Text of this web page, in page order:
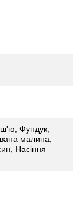
Фундук,
малина,
Насіння